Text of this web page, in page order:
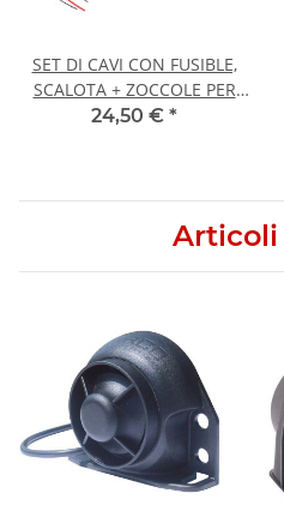
SET DI CAVI CON FUSIBLE,
SCALOTA + ZOCCOLE PER
RELÈ
24,50 € *